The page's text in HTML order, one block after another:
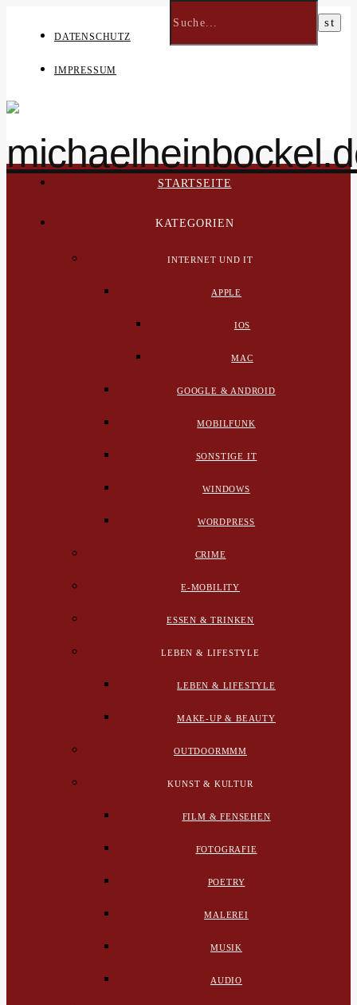
DATENSCHUTZ
IMPRESSUM
STARTSEITE
KATEGORIEN
INTERNET UND IT
APPLE
IOS
MAC
GOOGLE & ANDROID
MOBILFUNK
SONSTIGE IT
WINDOWS
WORDPRESS
CRIME
E-MOBILITY
ESSEN & TRINKEN
LEBEN & LIFESTYLE
LEBEN & LIFESTYLE
MAKE-UP & BEAUTY
OUTDOORMMM
KUNST & KULTUR
FILM & FENSEHEN
FOTOGRAFIE
POETRY
MALEREI
MUSIK
AUDIO